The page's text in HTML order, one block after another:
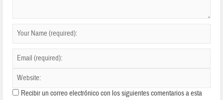
Recibir un correo electrónico con los siguientes comentarios a esta